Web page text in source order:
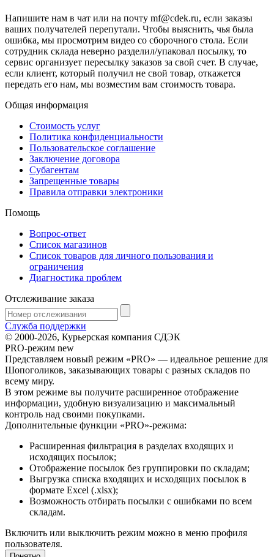
Напишите нам в чат или на почту mf@cdek.ru, если заказы
ваших получателей перепутали. Чтобы выяснить, чья была
ошибка, мы просмотрим видео со сборочного стола. Если
сотрудник склада неверно разделил/упаковал посылку, то
сервис организует пересылку заказов за свой счет. В случае,
если клиент, который получил не свой товар, откажется
передать его нам, мы возместим вам стоимость товара.
Общая информация
Стоимость услуг
Политика конфиденциальности
Пользовательское соглашение
Заключение договора
Субагентам
Запрещенные товары
Правила отправки электроники
Помощь
Вопрос-ответ
Список магазинов
Список товаров для личного пользования и
ограничения
Диагностика проблем
Отслеживание заказа
Служба поддержки
© 2000-2026, Курьерская компания СДЭК
PRO-режим new
Представляем новый режим «PRO» — идеальное решение для
Шопоголиков, заказывающих товары с разных складов по
всему миру.
В этом режиме вы получите расширенное отображение
информации, удобную визуализацию и максимальный
контроль над своими покупками.
Дополнительные функции «PRO»-режима:
Расширенная фильтрация в разделах входящих и
исходящих посылок;
Отображение посылок без группировки по складам;
Выгрузка списка входящих и исходящих посылок в
формате Excel (.xlsx);
Возможность отбирать посылки с ошибками по всем
складам.
Включить или выключить режим можно в меню профиля
пользователя.